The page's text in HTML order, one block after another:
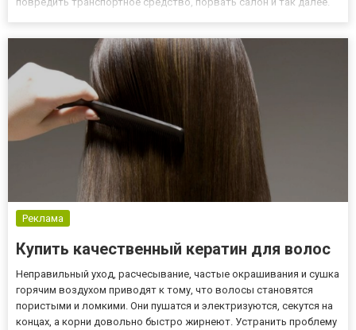
Реклама
Купить качественный кератин для волос
Неправильный уход, расчесывание, частые окрашивания и сушка
горячим воздухом приводят к тому, что волосы становятся
пористыми и ломкими. Они пушатся и электризуются, секутся на
концах, а корни довольно быстро жирнеют. Устранить проблему